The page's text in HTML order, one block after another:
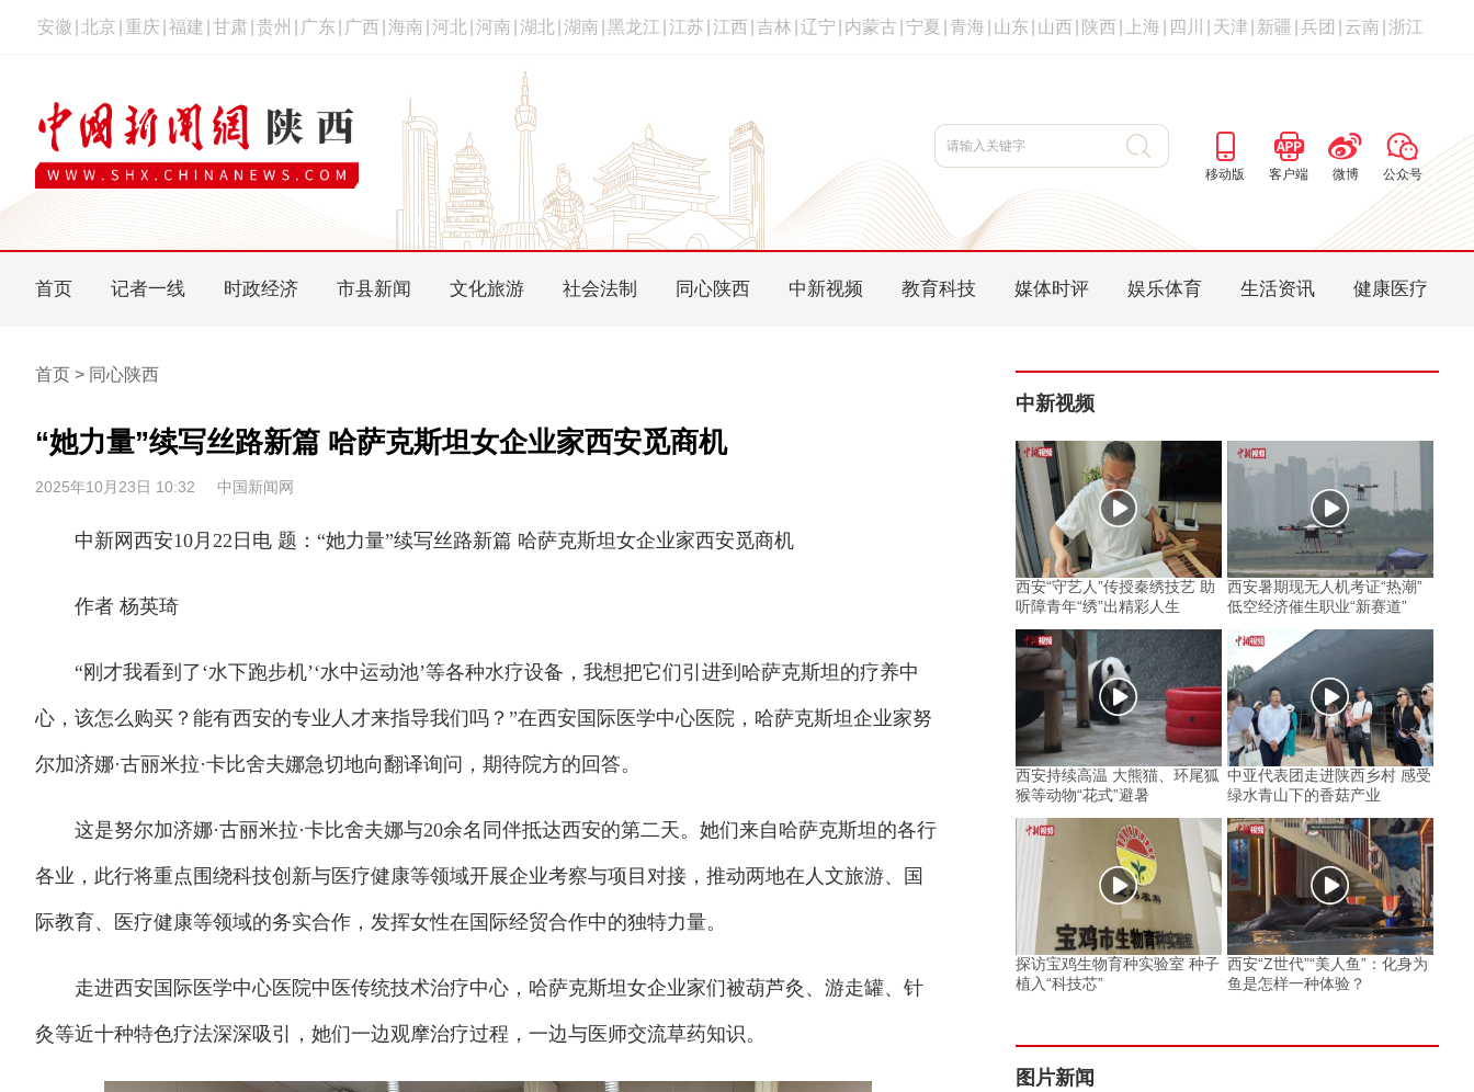
安徽 北京 重庆 福建 甘肃 贵州 广东 广西 海南 河北 河南 湖北 湖南 黑龙江 江苏 江西 吉林 辽宁 内蒙古 宁夏 青海 山东 山西 陕西 上海 四川 天津 新疆 兵团 云南 浙江
移动版 客户端 微博 公众号
首页 记者一线 时政经济 市县新闻 文化旅游 社会法制 同心陕西 中新视频 教育科技 媒体时评 娱乐体育 生活资讯 健康医疗
首页 > 同心陕西
“她力量”续写丝路新篇 哈萨克斯坦女企业家西安觅商机
2025年10月23日 10:32 中国新闻网
中新网西安10月22日电 题：“她力量”续写丝路新篇 哈萨克斯坦女企业家西安觅商机
作者 杨英琦
“刚才我看到了‘水下跑步机’‘水中运动池’等各种水疗设备，我想把它们引进到哈萨克斯坦的疗养中
心，该怎么购买？能有西安的专业人才来指导我们吗？”在西安国际医学中心医院，哈萨克斯坦企业家努
尔加济娜·古丽米拉·卡比舍夫娜急切地向翻译询问，期待院方的回答。
这是努尔加济娜·古丽米拉·卡比舍夫娜与20余名同伴抵达西安的第二天。她们来自哈萨克斯坦的各行
各业，此行将重点围绕科技创新与医疗健康等领域开展企业考察与项目对接，推动两地在人文旅游、国
际教育、医疗健康等领域的务实合作，发挥女性在国际经贸合作中的独特力量。
走进西安国际医学中心医院中医传统技术治疗中心，哈萨克斯坦女企业家们被葫芦灸、游走罐、针
灸等近十种特色疗法深深吸引，她们一边观摩治疗过程，一边与医师交流草药知识。
中新视频
西安“守艺人”传授秦绣技艺 助
听障青年“绣”出精彩人生
西安暑期现无人机考证“热潮”
低空经济催生职业“新赛道”
西安持续高温 大熊猫、环尾狐
猴等动物“花式”避暑
中亚代表团走进陕西乡村 感受
绿水青山下的香菇产业
探访宝鸡生物育种实验室 种子
植入“科技芯”
西安“Z世代”“美人鱼”：化身为
鱼是怎样一种体验？
图片新闻